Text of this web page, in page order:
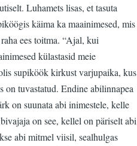
Luhamets lisas, et tasuta
käima ka maainimesed, mis
ees toitma. “Ajal, kui
külastasid meie
supiköök kirkust varjupaika, kus
on tuvastatud. Endine abilinnapea
on suunata abi inimestele, kelle
on see, kellel on päriselt abi
abi mitmel viisil, sealhulgas